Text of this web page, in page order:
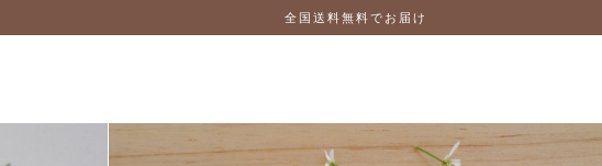
全国送料無料でお届け